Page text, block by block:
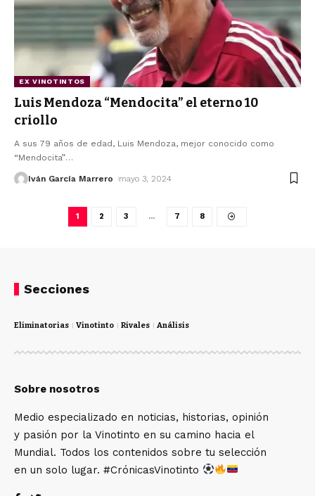
EX VINOTINTOS
Luis Mendoza “Mendocita” el eterno 10
criollo
A sus 79 años de edad, Luis Mendoza, mejor conocido como
“Mendocita”…
Iván García Marrero mayo 3, 2024
1 2 3 … 7 8
Secciones
Eliminatorias Vinotinto Rivales Análisis
Sobre nosotros
Medio especializado en noticias, historias, opinión
y pasión por la Vinotinto en su camino hacia el
Mundial. Todos los contenidos sobre tu selección
en un solo lugar. #CrónicasVinotinto